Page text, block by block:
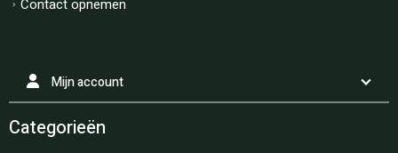
Contact opnemen
Mijn account
Categorieën